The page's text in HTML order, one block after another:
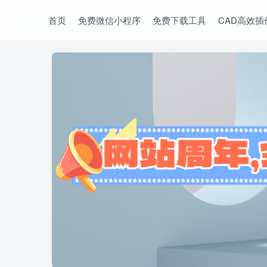
首页 免费微信小程序 免费下载工具 CAD高效插